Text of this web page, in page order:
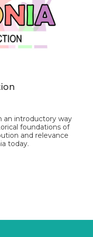
an introductory way
foundations of
and relevance
today.